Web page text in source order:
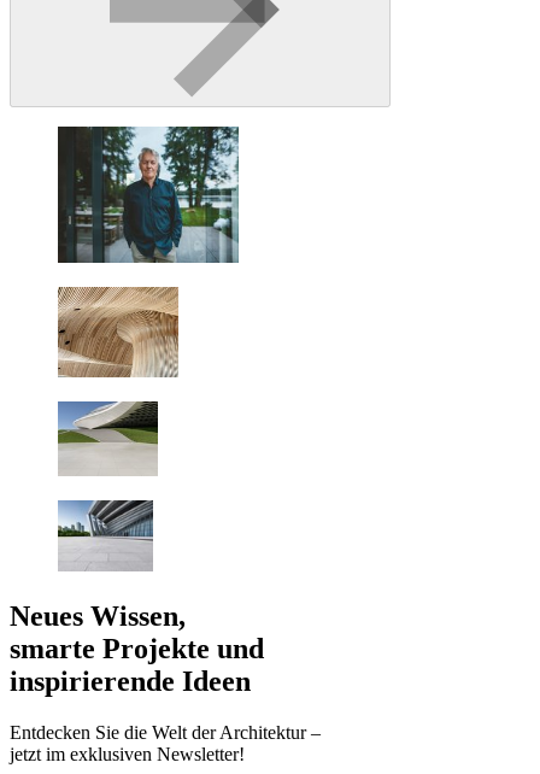
Neues Wissen,
smarte Projekte und
inspirierende Ideen
Entdecken Sie die Welt der Architektur –
jetzt im exklusiven Newsletter!